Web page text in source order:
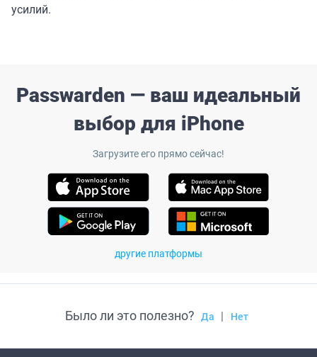
усилий.
Passwarden — ваш идеальный
выбор для iPhone
Загрузите его прямо сейчас!
другие платформы
Было ли это полезно? Да | Нет